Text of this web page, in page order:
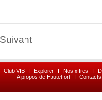
Suivant
Club VIB I Explorer I Nos offres I
A propos de Hautetfort
I Contacts